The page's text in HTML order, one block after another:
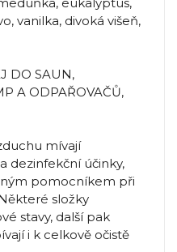
DO SAUN,
A ODPAŘOVAČŮ,
mívají
dezinfekční účinky,
pomocníkem při
složky
stavy, další pak
i k celkově očistě